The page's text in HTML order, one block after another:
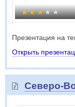
Презентация на
Открыть
Северо-